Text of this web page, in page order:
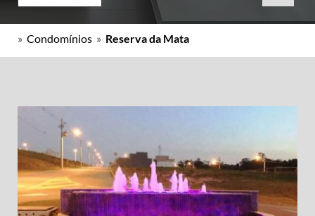
» Condomínios » Reserva da Mata